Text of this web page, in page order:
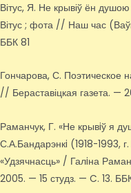
Вітус, Я. Не крывіў ён
Вітус ; фота // Наш час
ББК 81
Гончарова, С. Поэтическое
// Бераставіцкая газета. —
Раманчук, Г. «Не крывiў я
С.А.Бандарэнкi (1918-1993,
«Удзячнасць» / Галiна
2005. — 15 студз. — C. 13.